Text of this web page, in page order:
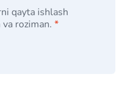
qayta ishlash
roziman. *